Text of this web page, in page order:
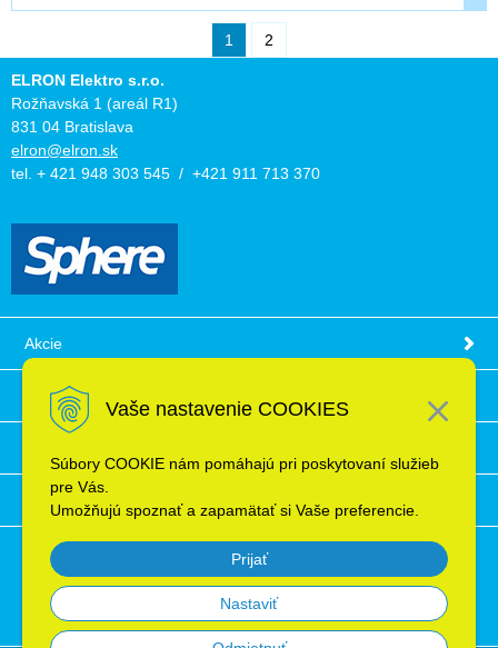
Vaše nastavenie COOKIES
Súbory COOKIE nám pomáhajú pri poskytovaní služieb
pre Vás.
Umožňujú spoznať a zapamätať si Vaše preferencie.
Prijať
Nastaviť
1 2
ELRON Elektro s.r.o.
Rožňavská 1 (areál R1)
831 04 Bratislava
elron@elron.sk
tel. + 421 948 303 545 / +421 911 713 370
Akcie
Obchodné podmienky
Ochrana osobných údajov